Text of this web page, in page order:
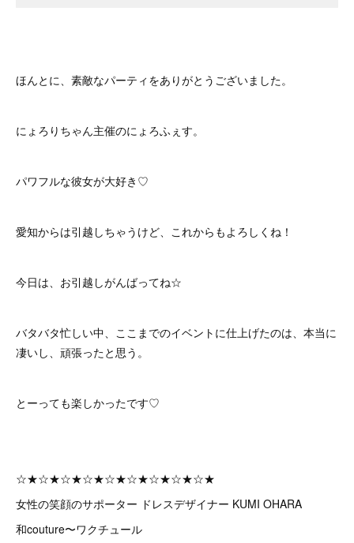
ほんとに、素敵なパーティをありがとうございました。
にょろりちゃん主催のにょろふぇす。
パワフルな彼女が大好き♡
愛知からは引越しちゃうけど、これからもよろしくね！
今日は、お引越しがんばってね☆
バタバタ忙しい中、ここまでのイベントに仕上げたのは、本当に
凄いし、頑張ったと思う。
とーっても楽しかったです♡
☆★☆★☆★☆★☆★☆★☆★☆★☆★
女性の笑顔のサポーター ドレスデザイナー KUMI OHARA
和couture〜ワクチュール